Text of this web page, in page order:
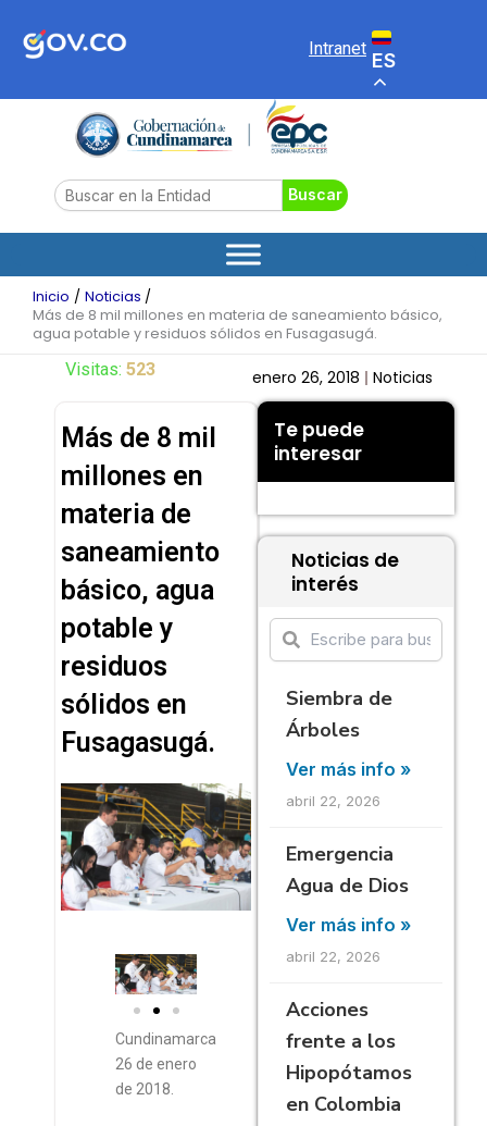
Intranet
ES
Search Buscar
Inicio
Noticias
Más de 8 mil millones en materia de saneamiento básico,
agua potable y residuos sólidos en Fusagasugá.
Visitas: 523 enero 26, 2018 Noticias
Más de 8 mil
millones en
materia de
saneamiento
básico, agua
potable y
residuos
sólidos en
Fusagasugá.
Cundinamarca
26 de enero
de 2018.
Te puede
interesar
Noticias de
interés
Siembra de
Árboles
Ver más info »
abril 22, 2026
Emergencia
Agua de Dios
Ver más info »
abril 22, 2026
Acciones
frente a los
Hipopótamos
en Colombia